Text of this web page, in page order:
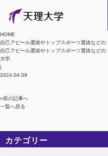
HOME
自己アピール選抜やトップスポーツ選抜などの
自己アピール選抜やトップスポーツ選抜など
大学
|
2024.04.09
«前の記事へ
一覧へ戻る
カテゴリー